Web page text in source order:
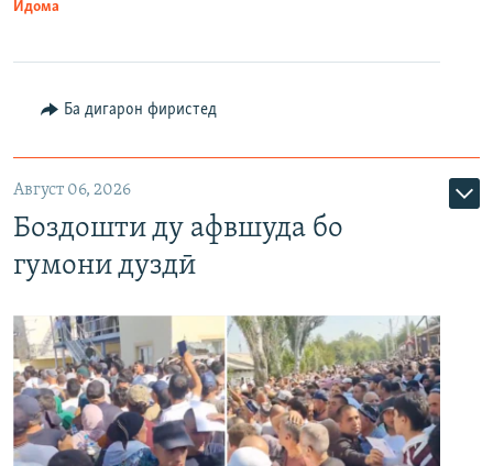
Идома
Ба дигарон фиристед
Август 06, 2026
Боздошти ду афвшуда бо
гумони дуздӣ